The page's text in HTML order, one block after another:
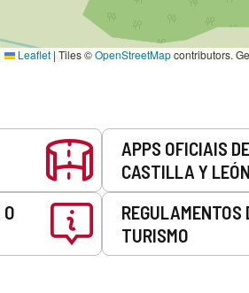
Leaflet | Tiles ©OpenStreetMapcontributors.
APPS OFICIAIS
CASTILLA Y LEÓN
REGULAMENTOS
TURISMO